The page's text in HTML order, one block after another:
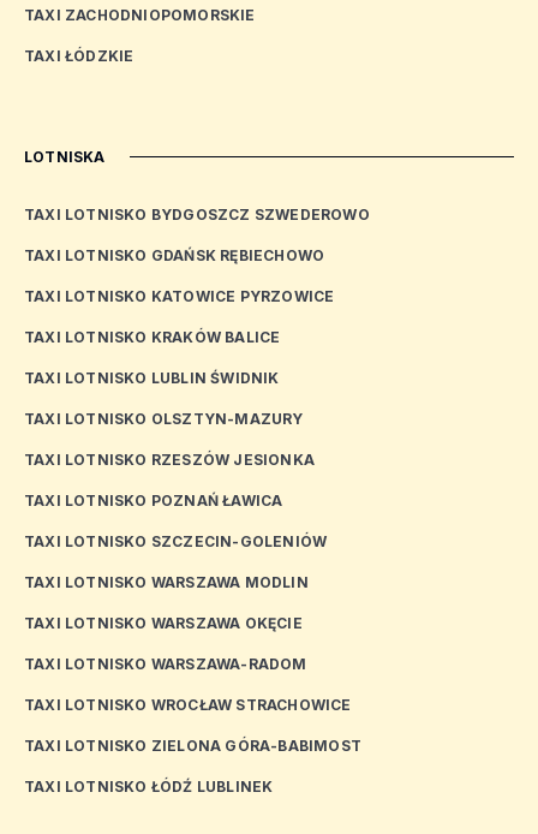
TAXI ZACHODNIOPOMORSKIE
TAXI ŁÓDZKIE
LOTNISKA
TAXI LOTNISKO BYDGOSZCZ SZWEDEROWO
TAXI LOTNISKO GDAŃSK RĘBIECHOWO
TAXI LOTNISKO KATOWICE PYRZOWICE
TAXI LOTNISKO KRAKÓW BALICE
TAXI LOTNISKO LUBLIN ŚWIDNIK
TAXI LOTNISKO OLSZTYN-MAZURY
TAXI LOTNISKO RZESZÓW JESIONKA
TAXI LOTNISKO POZNAŃ ŁAWICA
TAXI LOTNISKO SZCZECIN-GOLENIÓW
TAXI LOTNISKO WARSZAWA MODLIN
TAXI LOTNISKO WARSZAWA OKĘCIE
TAXI LOTNISKO WARSZAWA-RADOM
TAXI LOTNISKO WROCŁAW STRACHOWICE
TAXI LOTNISKO ZIELONA GÓRA-BABIMOST
TAXI LOTNISKO ŁÓDŹ LUBLINEK